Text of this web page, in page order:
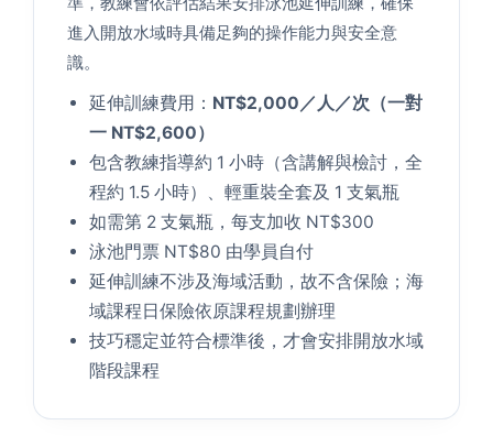
進入開放水域時具備足夠的操作能力與安全意
識。
延伸訓練費用： NT$2,000／人／次（一對
一 NT$2,600）
包含教練指導約 1 小時（含講解與檢討，全
程約 1.5 小時）、輕重裝全套及 1 支氣瓶
如需第 2 支氣瓶，每支加收 NT$300
泳池門票 NT$80 由學員自付
延伸訓練不涉及海域活動，故不含保險；海
域課程日保險依原課程規劃辦理
技巧穩定並符合標準後，才會安排開放水域
階段課程